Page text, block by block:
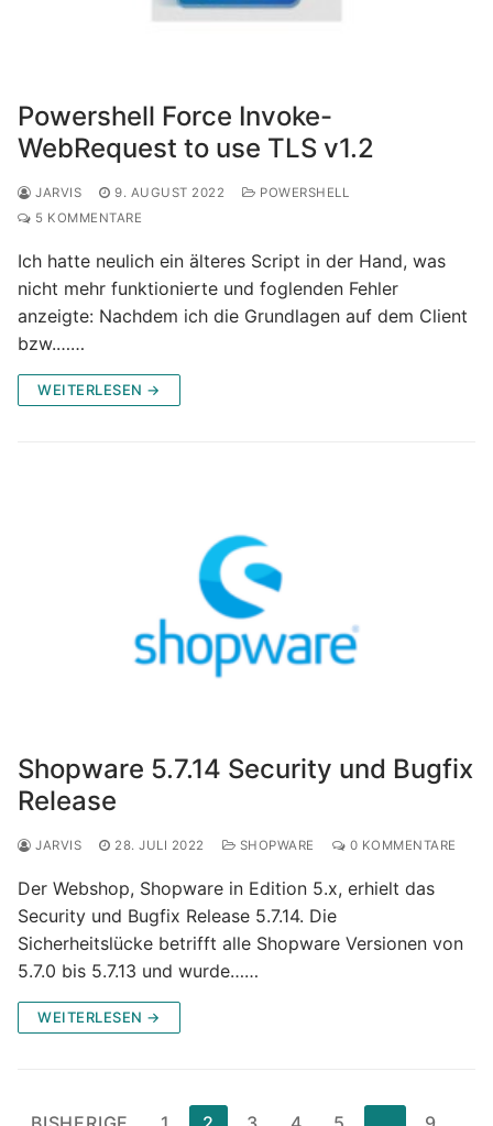
Powershell Force Invoke-
WebRequest to use TLS v1.2
JARVIS 9. AUGUST 2022
POWERSHELL
5 KOMMENTARE
Ich hatte neulich ein älteres Script in der Hand, was
nicht mehr funktionierte und foglenden Fehler
anzeigte: Nachdem ich die Grundlagen auf dem Client
bzw.……
WEITERLESEN →
Shopware 5.7.14 Security und Bugfix
Release
JARVIS 28. JULI 2022 SHOPWARE 0 KOMMENTARE
Der Webshop, Shopware in Edition 5.x, erhielt das
Security und Bugfix Release 5.7.14. Die
Sicherheitslücke betrifft alle Shopware Versionen von
5.7.0 bis 5.7.13 und wurde……
WEITERLESEN →